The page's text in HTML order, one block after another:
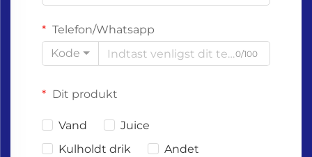
Telefon/Whatsapp
Kode
0/100
Dit produkt
Vand
Juice
Kulholdt drik
Andet